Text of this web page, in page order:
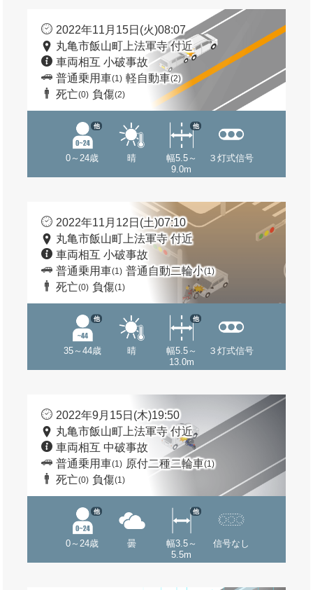
2022年11月15日(火)08:07
丸亀市飯山町上法軍寺 付近
車両相互 小破事故
普通乗用車(1) 軽自動車(2)
死亡(0) 負傷(2)
0～24歳
他
晴
幅5.5～
9.0m
他
３灯式信号
2022年11月12日(土)07:10
丸亀市飯山町上法軍寺 付近
車両相互 小破事故
普通乗用車(1) 普通自動二輪小(1)
死亡(0) 負傷(1)
35～44歳
他
晴
幅5.5～
13.0m
他
３灯式信号
2022年9月15日(木)19:50
丸亀市飯山町上法軍寺 付近
車両相互 中破事故
普通乗用車(1) 原付二種二輪車(1)
死亡(0) 負傷(1)
0～24歳
他
曇
幅3.5～
5.5m
他
信号なし